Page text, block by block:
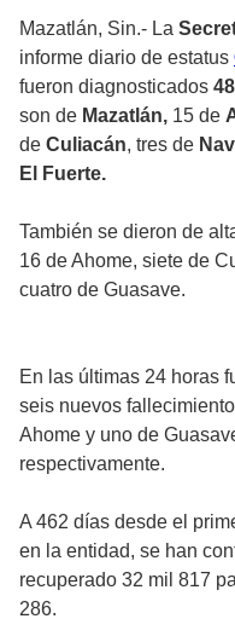
Mazatlán, Sin.- La
informe diario de estatus
fueron diagnosticados
son de Mazatlán, 15 de
de Culiacán, tres de
El Fuerte.
También se dieron de
16 de Ahome, siete de
cuatro de Guasave.
En las últimas 24 horas
seis nuevos
Ahome y uno de
respectivamente.
A 462 días desde el
en la entidad, se han
recuperado 32 mil 817
286.